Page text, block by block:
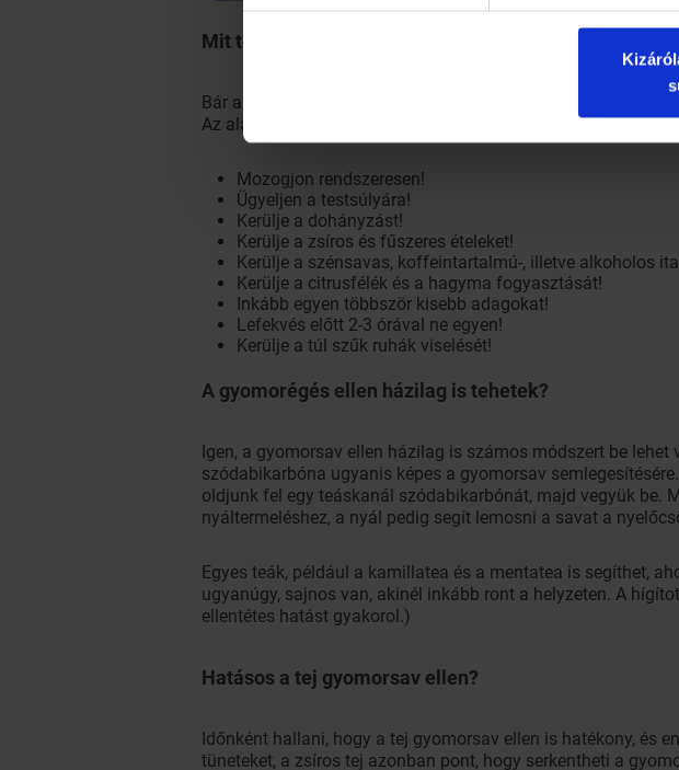
Mit tehetek gyomorégés ellen?
Bár a gyomorégés ellen többféle praktikát is
Az alábbi életmódi tanácsokat megfogadva nagyon sokat
Mozogjon rendszeresen!
Ügyeljen a testsúlyára!
Kerülje a dohányzást!
Kerülje a zsíros és fűszeres ételeket!
Kerülje a szénsavas, koffeintartalmú-, illetve alkoholos
Kerülje a citrusfélék és a hagyma fogyasztását!
Inkább egyen többször kisebb adagokat!
Lefekvés előtt 2-3 órával ne egyen!
Kerülje a túl szűk ruhák viselését!
A gyomorégés ellen házilag is tehetek?
Igen, a gyomorsav ellen házilag is számos módszert be
szódabikarbóna ugyanis képes a gyomorsav
oldjunk fel egy teáskanál szódabikarbónát, majd vegyük be.
nyáltermeléshez, a nyál pedig segít lemosni a savat a
Egyes teák, például a kamillatea és a mentatea is segíthet,
ugyanúgy, sajnos van, akinél inkább ront a helyzeten. A
ellentétes hatást gyakorol.)
Hatásos a tej gyomorsav ellen?
Időnként hallani, hogy a tej gyomorsav ellen is hatékony, és
tüneteket, a zsíros tej azonban pont, hogy serkentheti a